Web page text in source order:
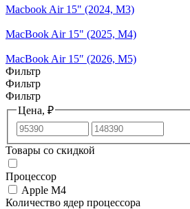
Macbook Air 15" (2024, M3)
MacBook Air 15" (2025, M4)
MacBook Air 15″ (2026, M5)
Фильтр
Фильтр
Фильтр
Цена, ₽
Товары со скидкой
Процессор
Apple M4
Количество ядер процессора